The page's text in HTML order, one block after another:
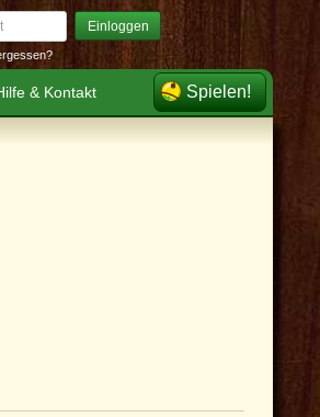
Einloggen
& Kontakt Spielen!